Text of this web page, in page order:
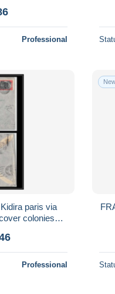
Professional
paris via
colonies
Professional